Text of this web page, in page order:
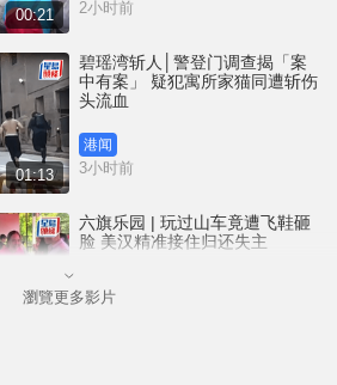
00:21 2小时前
01:13
碧瑶湾斩人│警登门调查揭「案
中有案」 疑犯寓所家猫同遭斩伤
头流血
港闻
3小时前
六旗乐园 | 玩过山车竟遭飞鞋砸
脸 美汉精准接住归还失主
港闻
瀏覽更多影片